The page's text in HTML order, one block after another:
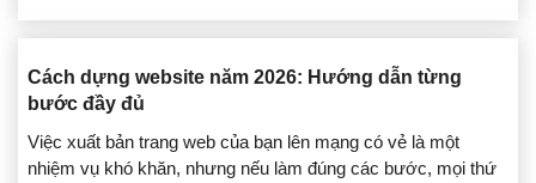
Cách dựng website năm 2026: Hướng dẫn từng
bước đầy đủ
Việc xuất bản trang web của bạn lên mạng có vẻ là một
nhiệm vụ khó khăn, nhưng nếu làm đúng các bước, mọi thứ